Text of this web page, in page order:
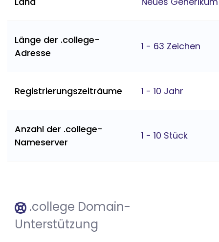
Länge der .college-
Adresse
1 - 63 Zeichen
Registrierungszeiträume 1 - 10 Jahr
Anzahl der .college-
Nameserver
1 - 10 Stück
.college Domain-
Unterstützung